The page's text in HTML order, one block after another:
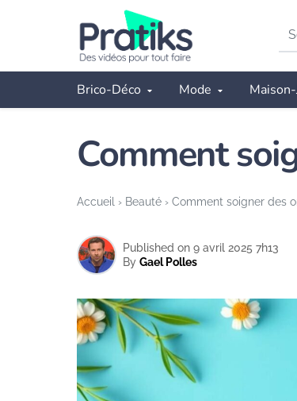
Brico-Déco Mode
Accueil › Beauté › Comment soigner des
Comment
By Gael Polles
Published on 9 avril 2025 7h13